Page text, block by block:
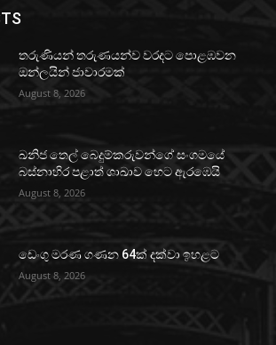
තරුණියන් තරුණයන්ව වරදට පොළඹවන
ඔන්ලයින් ජාවාරමක්
August 8, 2026
ඛනිජ තෙල් බෙදුම්කරුවන්ගේ සංගමයේ
බස්නාහිර පළාත් ශාඛාව හෙට ඇරඹෙයි
August 8, 2026
ඩෙංගු මරණ ගණන 64ක් දක්වා ඉහළට
August 8, 2026